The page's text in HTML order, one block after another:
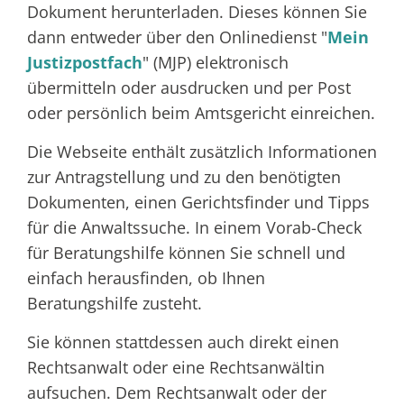
Dokument herunterladen. Dieses können Sie
dann entweder über den Onlinedienst "Mein
Justizpostfach" (MJP) elektronisch
übermitteln oder ausdrucken und per Post
oder persönlich beim Amtsgericht einreichen.
Die Webseite enthält zusätzlich Informationen
zur Antragstellung und zu den benötigten
Dokumenten, einen Gerichtsfinder und Tipps
für die Anwaltssuche. In einem Vorab-Check
für Beratungshilfe können Sie schnell und
einfach herausfinden, ob Ihnen
Beratungshilfe zusteht.
Sie können stattdessen auch direkt einen
Rechtsanwalt oder eine Rechtsanwältin
aufsuchen. Dem Rechtsanwalt oder der